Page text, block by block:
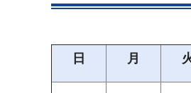
日 月